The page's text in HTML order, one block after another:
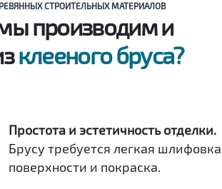
СТРОИТЕЛЬНЫХ МАТЕРИАЛОВ
производим и
клееного бруса?
Простота и эстетичность отделки.
Брусу требуется легкая шлифовка
поверхности и покраска.